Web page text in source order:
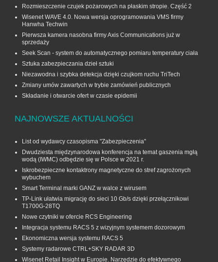
Rozmieszczenie czujek pożarowych na płaskim stropie. Część 2
Wisenet WAVE 4.0. Nowa wersja oprogramowania VMS firmy
Hanwha Techwin
Pierwsza kamera nasobna firmy Axis Communications już w
sprzedaży
Seek Scan - system do automatycznego pomiaru temperatury ciała
Sztuka zabezpieczania dzieł sztuki
Niezawodna i szybka detekcja dzięki czujkom ruchu TriTech
Zmiany umów zawartych w trybie zamówień publicznych
Składanie i otwarcie ofert w czasie epidemii
NAJNOWSZE AKTUALNOŚCI
List od wydawcy czasopisma "Zabezpieczenia"
Dwudziesta międzynarodowa konferencja na temat gaszenia mgłą
wodą (IWMC) odbędzie się w Polsce w 2021 r.
Iskrobezpieczne kontaktrony magnetyczne do stref zagrożonych
wybuchem
Smart Terminal marki GANZ w walce z wirusem
TP-Link ułatwia migrację do sieci 10 Gb/s dzięki przełącznikowi
T1700G‑28TQ
Nowe czytniki w ofercie RCS Engineering
Integracja systemu RACS 5 z wizyjnym systemem dozorowym
Ekonomiczna wersja systemu RACS 5
Systemy radarowe CTRL+SKY RADAR 3D
Wisenet Retail Insight w Europie. Narzędzie do efektywnego